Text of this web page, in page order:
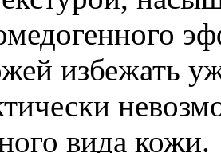
избежать
вида кожи.